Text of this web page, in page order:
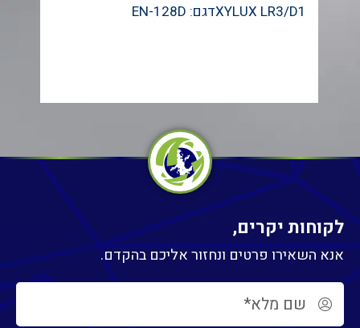
XYLUX LR3/D1דגם: EN-128D
לקוחות יקרים,
אנא השאירו פרטים ונחזור אליכם בהקדם.